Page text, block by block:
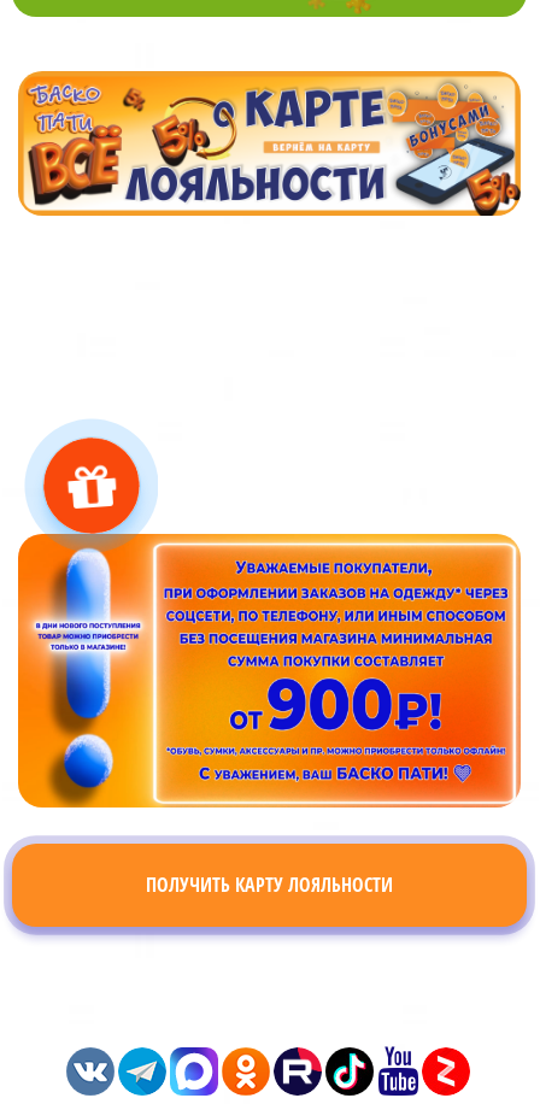
ПОЛУЧИТЬ КАРТУ ЛОЯЛЬНОСТИ